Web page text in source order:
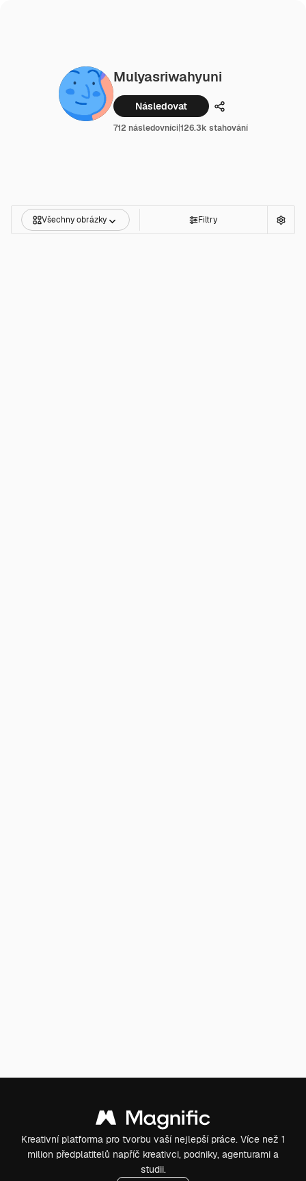
Mulyasriwahyuni
Následovat Podíl
712 následovníci|126.3k stahování
Všechny obrázky Filtry
Kreativní platforma pro tvorbu vaší nejlepší práce. Více než 1
milion předplatitelů napříč kreativci, podniky, agenturami a
studii.